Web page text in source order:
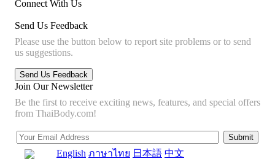
Connect With Us
Send Us Feedback
Please use the button below to report site problems or to send
us suggestions.
Join Our Newsletter
Be the first to receive exciting news, features, and special offers
from ThaiBody.com!
English ภาษาไทย 日本語 中文